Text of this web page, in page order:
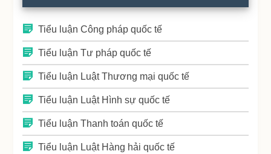
Tiểu luận Công pháp quốc tế
Tiểu luận Tư pháp quốc tế
Tiểu luận Luật Thương mại quốc tế
Tiểu luận Luật Hình sự quốc tế
Tiểu luận Thanh toán quốc tế
Tiểu luận Luật Hàng hải quốc tế